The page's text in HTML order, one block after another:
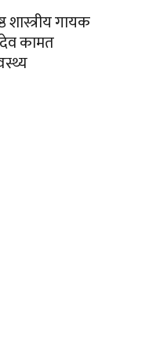
शास्त्रीय गायक
कामत